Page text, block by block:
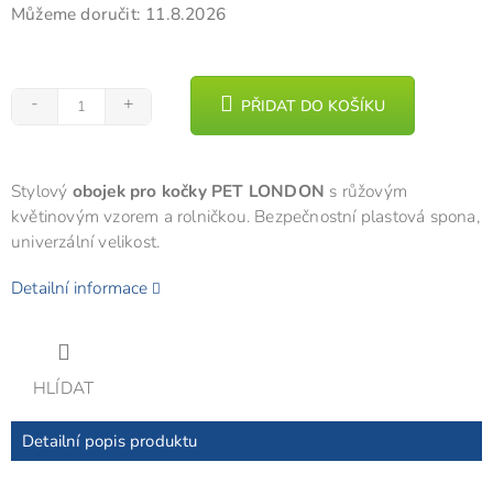
Můžeme doručit: 11.8.2026
PŘIDAT DO KOŠÍKU
Stylový obojek pro kočky PET LONDON s růžovým
květinovým vzorem a rolničkou. Bezpečnostní plastová spona,
univerzální velikost.
Detailní informace
HLÍDAT
Detailní popis produktu